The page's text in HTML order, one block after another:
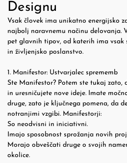
Designu
Vsak človek ima unikatno energijsko
najbolj naravnemu načinu delovanja.
pet glavnih tipov, od katerih ima vsak
in življenjsko poslanstvo.
1. Manifestor: Ustvarjalec sprememb
Ste Manifestor? Potem ste tukaj zato,
in uresničujete nove ideje. Imate
druge, zato je ključnega pomena, da
notranjimi vzgibi. Manifestorji:
So neodvisni in iniciativni.
Imajo sposobnost sprožanja novih
Morajo obveščati druge o svojih
okolice.